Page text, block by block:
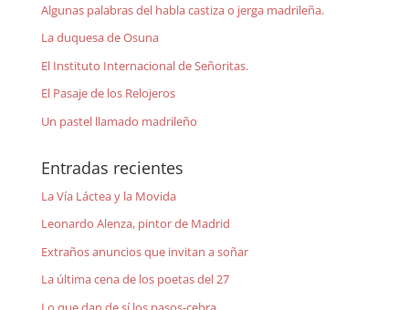
Algunas palabras del habla castiza o jerga madrileña.
La duquesa de Osuna
El Instituto Internacional de Señoritas.
El Pasaje de los Relojeros
Un pastel llamado madrileño
Entradas recientes
La Vía Láctea y la Movida
Leonardo Alenza, pintor de Madrid
Extraños anuncios que invitan a soñar
La última cena de los poetas del 27